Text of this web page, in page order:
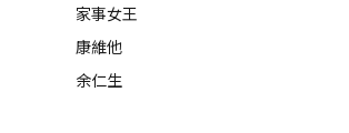
家事女王
康維他
余仁生